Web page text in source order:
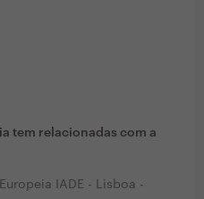
tem relacionadas com a
IADE - Lisboa -